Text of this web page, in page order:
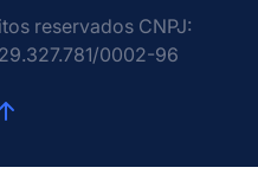
reservados CNPJ:
0002-96